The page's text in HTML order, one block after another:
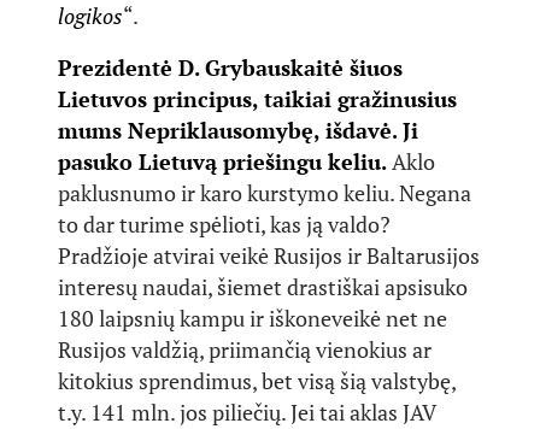
logikos“.
Prezidentė D. Grybauskaitė šiuos
Lietuvos principus, taikiai gražinusius
mums Nepriklausomybę, išdavė. Ji
pasuko Lietuvą priešingu keliu.Aklo
paklusnumo ir karo kurstymo keliu. Negana
to dar turime spėlioti, kas ją valdo?
Pradžioje atvirai veikė Rusijos ir Baltarusijos
interesų naudai, šiemet drastiškai apsisuko
180 laipsnių kampu ir iškoneveikė net ne
Rusijos valdžią, priimančią vienokius ar
kitokius sprendimus, bet visą šią valstybę,
t.y. 141 mln. jos piliečių. Jei tai aklas JAV